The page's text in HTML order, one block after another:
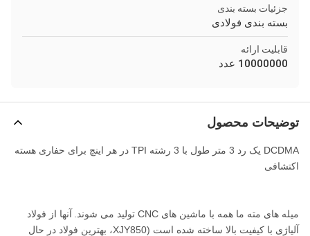
جزئیات بسته بندی
بسته بندی فولادی
قابلیت ارائه
10000000 عدد
توضیحات محصول
DCDMA یک رد 3 متر طول با 3 رشته TPI در هر اینچ برای حفاری هسته
اکتشافی
میله های مته ما همه با ماشین های CNC تولید می شوند.
آنها از فولاد
آلیاژی با کیفیت بالا ساخته شده است (XJY850، بهترین فولاد در حال